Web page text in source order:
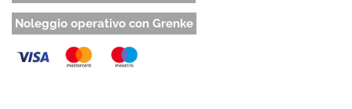
Noleggio operativo con Grenke